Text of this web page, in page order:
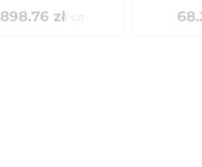
898.76 zł/ szt